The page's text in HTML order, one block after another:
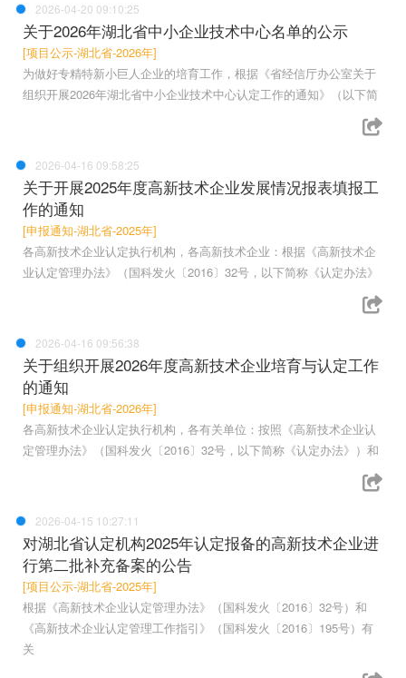
2026-04-20 09:10:25
关于2026年湖北省中小企业技术中心名单的公示
[项目公示-湖北省-2026年]
为做好专精特新小巨人企业的培育工作，根据《省经信厅办公室关于
组织开展2026年湖北省中小企业技术中心认定工作的通知》（以下简
2026-04-16 09:58:25
关于开展2025年度高新技术企业发展情况报表填报工
作的通知
[申报通知-湖北省-2025年]
各高新技术企业认定执行机构，各高新技术企业：根据《高新技术企
业认定管理办法》（国科发火〔2016〕32号，以下简称《认定办法》
2026-04-16 09:56:38
关于组织开展2026年度高新技术企业培育与认定工作
的通知
[申报通知-湖北省-2026年]
各高新技术企业认定执行机构，各有关单位：按照《高新技术企业认
定管理办法》（国科发火〔2016〕32号，以下简称《认定办法》）和
2026-04-15 10:27:11
对湖北省认定机构2025年认定报备的高新技术企业进
行第二批补充备案的公告
[项目公示-湖北省-2025年]
根据《高新技术企业认定管理办法》（国科发火〔2016〕32号）和
《高新技术企业认定管理工作指引》（国科发火〔2016〕195号）有
关